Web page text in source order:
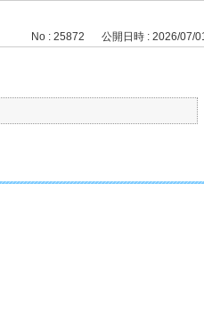
No : 25872 公開日時 : 2026/07/